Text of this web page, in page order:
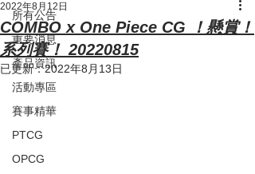
所有公告
重要消息
產品資訊
活動專區
賽事精華
PTCG
OPCG
COMBO x One Piece CG ！懸賞！
系列賽！ 20220815
2022年8月12日
已更新：2022年8月13日